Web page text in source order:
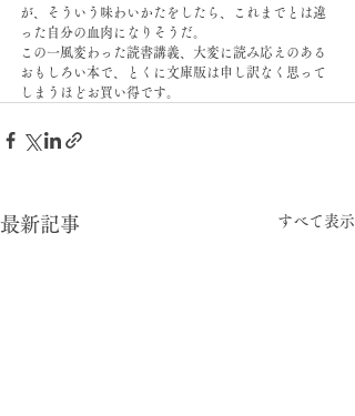
が、そういう味わいかたをしたら、これまでとは違
った自分の血肉になりそうだ。
この一風変わった読書講義、大変に読み応えのある
おもしろい本で、とくに文庫版は申し訳なく思って
しまうほどお買い得です。
最新記事 すべて表示